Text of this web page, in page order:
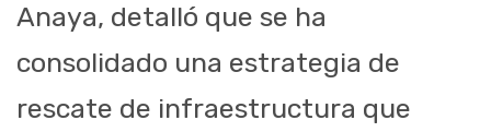
Anaya, detalló que se ha
consolidado una estrategia de
rescate de infraestructura que